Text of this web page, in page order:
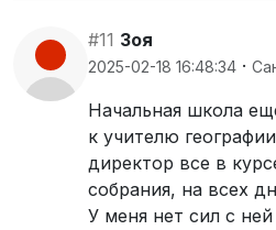
#11 Зоя
2025-02-18 16:48:34 ·
Начальная школа
к учителю
директор все в
собрания, на всех
У меня нет сил с